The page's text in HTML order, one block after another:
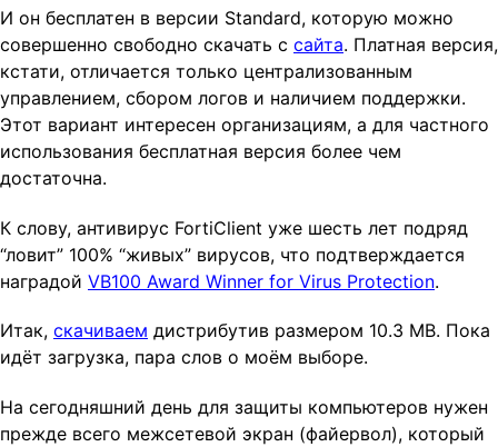
И он бесплатен в версии Standard, которую можно
совершенно свободно скачать с сайта. Платная версия,
кстати, отличается только централизованным
управлением, сбором логов и наличием поддержки.
Этот вариант интересен организациям, а для частного
использования бесплатная версия более чем
достаточна.
К слову, антивирус FortiClient уже шесть лет подряд
“ловит” 100% “живых” вирусов, что подтверждается
наградой VB100 Award Winner for Virus Protection.
Итак, скачиваем дистрибутив размером 10.3 MB. Пока
идёт загрузка, пара слов о моём выборе.
На сегодняшний день для защиты компьютеров нужен
прежде всего межсетевой экран (файервол), который